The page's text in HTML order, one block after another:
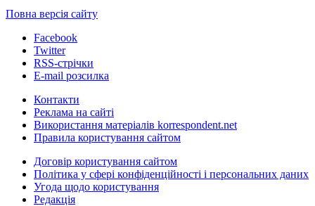
Повна версія сайту
Facebook
Twitter
RSS-стрічки
E-mail розсилка
Контакти
Реклама на сайті
Використання матеріалів korrespondent.net
Правила користування сайтом
Договір користування сайтом
Політика у сфері конфіденційності і персональних даних
Угода щодо користування
Редакція